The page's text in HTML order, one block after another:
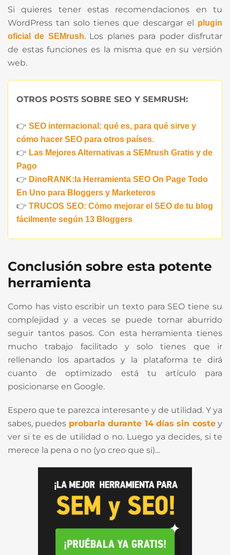
Si quieres tener estas recomendaciones en tu
WordPress tan solo tienes que descargar el plugin
oficial de SEMrush. Los planes para poder disfrutar
de estas funciones es la misma que en su versión
web.
OTROS POSTS SOBRE SEO Y SEMRUSH:
👉 SEO internacional: qué es, para qué sirve y
cómo hacer SEO para otros países.
👉 Las Mejores Alternativas a SEMrush Gratis y de
Pago
👉 DinoRANK:la Herramienta SEO On Page Todo
En Uno para Bloggers y Marketeros
👉 TRUCOS SEO: Cómo mejorar el SEO de tu blog
fácilmente según 13 Bloggers
Conclusión sobre esta potente
herramienta
Como has visto escribir un texto para SEO tiene su
complejidad y a veces se puede tornar aburrido
seguir tantos pasos. Con esta herramienta tienes
mucho trabajo facilitado y solo tienes que ir
rellenando los apartados y la plataforma te dirá
cuanto de optimizado está tu artículo para
posicionarse en Google.
Espero que te parezca interesante y de utilidad. Y ya
sabes, puedes probarla durante 14 días sin costey
ver si te es de utilidad o no. Luego ya decides, si te
merece la pena o no (yo creo que si)…